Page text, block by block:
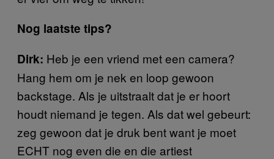
Nog laatste tips?
Dirk: Heb je een vriend met een camera?
Hang hem om je nek en loop gewoon
backstage. Als je uitstraalt dat je er hoort
houdt niemand je tegen. Als dat wel gebeurt:
zeg gewoon dat je druk bent want je moet
ECHT nog even die en die artiest